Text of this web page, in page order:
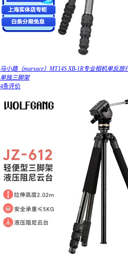
马小路（marsace）MT14S XB-1R专业相机单反
单独三脚架
4条评价